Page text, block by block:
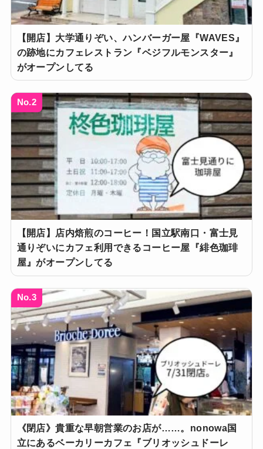
【開店】大学通りぞい、ハンバーガー屋『WAVES』
の跡地にカフェレストラン『ベジフルモンスター』
がオープンしてる
No.2
【開店】店内焙煎のコーヒー！国立駅南口・富士見
通りぞいにカフェ利用できるコーヒー屋『緋色珈琲
屋』がオープンしてる
No.3
《閉店》貴重な早朝営業のお店が……。nonowa国
立にあるベーカリーカフェ『ブリオッシュドーレ